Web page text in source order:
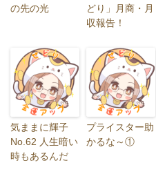
の先の光
どり」月商・月
収報告！
気ままに輝子
No.62 人生暗い
時もあるんだ
プライスター助
かるな～①